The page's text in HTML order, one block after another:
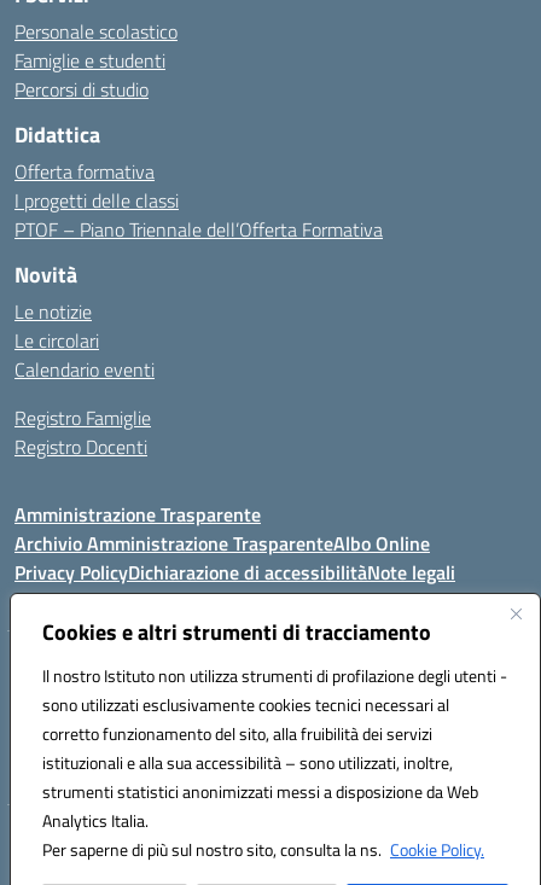
Cookies e altri strumenti di tracciamento
Il nostro Istituto non utilizza strumenti di profilazione degli utenti -
sono utilizzati esclusivamente cookies tecnici necessari al
corretto funzionamento del sito, alla fruibilità dei servizi
istituzionali e alla sua accessibilità – sono utilizzati, inoltre,
strumenti statistici anonimizzati messi a disposizione da Web
Analytics Italia.
Per saperne di più sul nostro sito, consulta la ns. Cookie Policy.
Personale scolastico
Famiglie e studenti
Percorsi di studio
Didattica
Offerta formativa
I progetti delle classi
PTOF – Piano Triennale dell’Offerta Formativa
Novità
Le notizie
Le circolari
Calendario eventi
Registro Famiglie
Registro Docenti
Amministrazione Trasparente
Archivio Amministrazione TrasparenteAlbo Online
Privacy PolicyDichiarazione di accessibilitàNote legali
Istituto Comprensivo Statale
Via Cupa Campanariello, 5 - 80059, Torre del Greco (NA)
Tel. +39 0818834377 - Fax +39 0818834377 - Cod.Fisc. 95170530638
Email: naic8df00a@istruzione.it - PEC: naic8df00a@pec.istruzione.it
Hosting & Powered by 3D Solution S.r.l.
Concept & Design by Designers Italia